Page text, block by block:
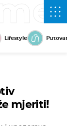
Lifestyle
mjeriti!